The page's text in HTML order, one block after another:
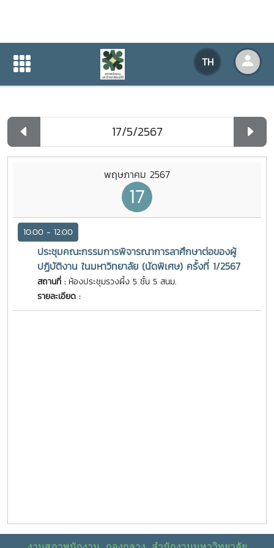
TH
ปฏิทินกิจกรรมของหน่วยงาน
ปฏิทินกิจกรรมของหน่วยงาน
พฤษภาคม 2567
17
10:00 - 12:00
ประชุมคณะกรรมการพิจารณาการลาศึกษาต่อของผู้
ปฏิบัติงาน ในมหาวิทยาลัย (นัดพิเศษ) ครั้งที่ 1/2567
สถานที่ : ห้องประชุมรวงผึ้ง 5 ชั้น 5 สนม.
รายละเอียด :